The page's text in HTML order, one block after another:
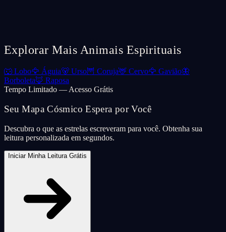
Explorar Mais Animais Espirituais
🐺 Lobo🦅 Águia🐻 Urso🦉 Coruja🦌 Cervo🦅 Gavião🦋
Borboleta🦊 Raposa
Tempo Limitado — Acesso Grátis
Seu Mapa Cósmico Espera por Você
Descubra o que as estrelas escreveram para você. Obtenha sua
leitura personalizada em segundos.
Iniciar Minha Leitura Grátis